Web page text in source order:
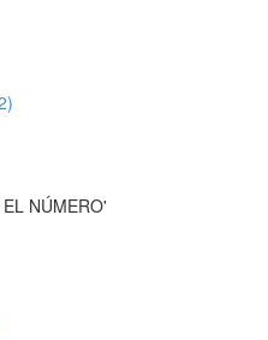
NÚMERO'